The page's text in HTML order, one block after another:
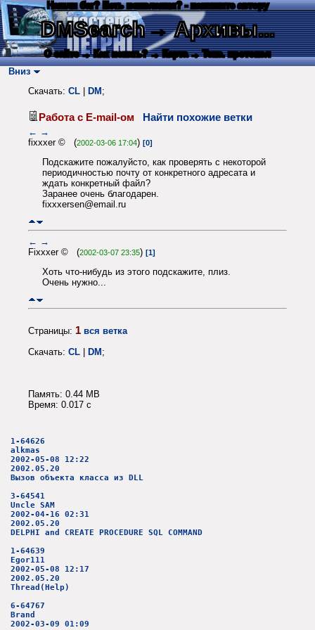
Нашли баг? Есть пожелания? - напишите автору
DMSearch→ Архивы...
О сайте → Как искать? → Карта → Текс. протокол
Вниз
Скачать: CL DM ;
Работа с Е-mail-ом Найти похожие ветки
← →
fixxxer © (2002-03-06 17:04) [0]
Подскажите пожалуйсто, как проверять с некоторой
периодичностью почту от конкретного адресата и
ждать конкретный файл?
Заранее очень благодарен.
fixxxersen@email.ru
← →
Fixxxer © (2002-03-07 23:35) [1]
Хоть что-нибудь из этого подскажите, плиз.
Очень нужно...
Страницы: 1 вся ветка
Скачать: CL DM ;
Память: 0.44 MB
Время: 0.017 c
1-64626
alkmas
2002-05-08 12:22
2002.05.20
Вызов объекта класса из DLL
3-64541
Uncle SAM
2002-04-16 02:31
2002.05.20
DELPHI and CREATE PROCEDURE SQL COMMAND
1-64639
Egor111
2002-05-08 12:17
2002.05.20
Thread(Help)
6-64767
Brand
2002-03-09 01:09